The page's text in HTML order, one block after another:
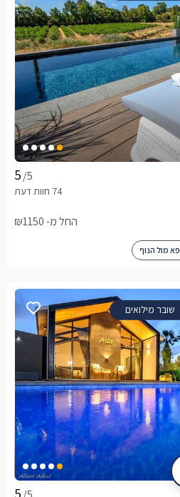
/5
החל מ- ₪1150
מול הנוף
שובר מילואים